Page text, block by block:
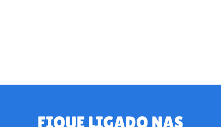
FIQUE LIGADO NAS